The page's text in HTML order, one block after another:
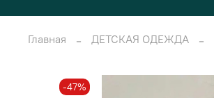
Главная ДЕТСКАЯ ОДЕЖДА
-47%